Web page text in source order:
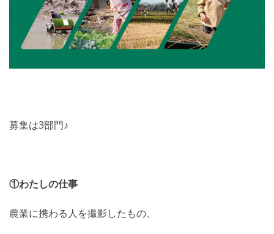
募集は3部門♪
①わたしの仕事
農業に携わる人を撮影したもの、